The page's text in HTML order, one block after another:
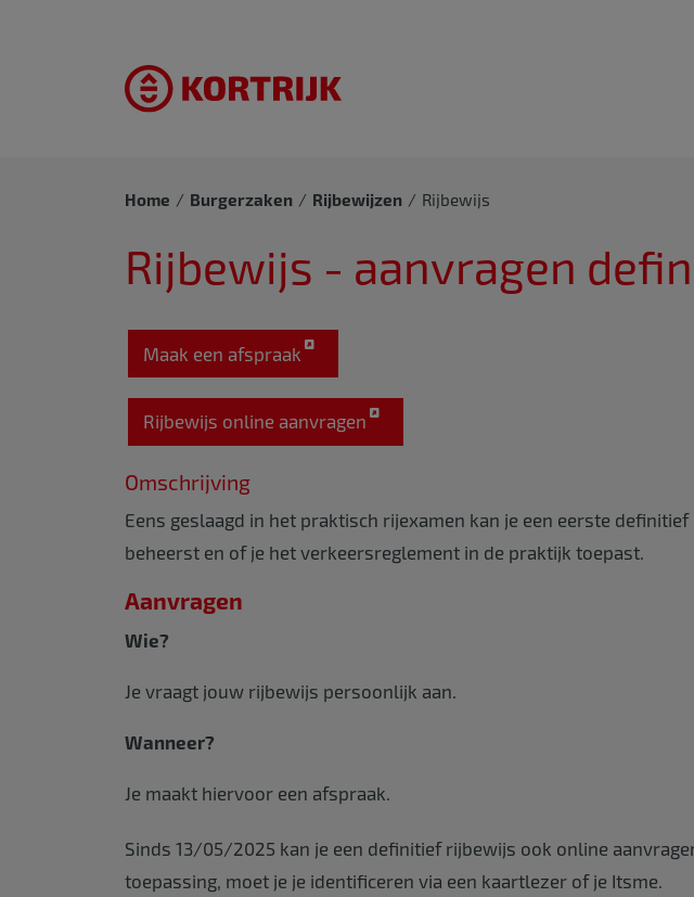
Home Burgerzaken Rijbewijzen Rijbewijs
Rijbewijs - aanvragen
Maak een afspraak
Rijbewijs online aanvragen
Omschrijving
Eens geslaagd in het praktisch rijexamen kan je een eerste
beheerst en of je het verkeersreglement in de praktijk toepast.
Aanvragen
Wie?
Je vraagt jouw rijbewijs persoonlijk aan.
Wanneer?
Je maakt hiervoor een afspraak.
Sinds 13/05/2025 kan je een definitief rijbewijs ook online
toepassing, moet je je identificeren via een kaartlezer of je Itsme.